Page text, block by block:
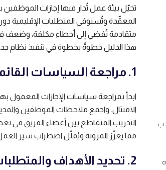
تخيّل بيئة عمل تُدار فيها إجازات
المعقّدة وتُستوفى المتطلبات الإقليمية
متقادمة تُفضي إلى أخطاء مكلفة، وضعف
هذا الدليل خطوةً بخطوة في تنفيذ نظام
1. مراجعة السياسات القائمة وجمع الملاحظات
ابدأ بمراجعة سياسات الإجازات المعمول
الامتثال. واجمع ملاحظات الموظفين
التدريب المتقاطع بين أعضاء الفريق في
مما يعزّز المرونة ويُقلّل اضطراب سير
2. تحديد الأهداف والمتطلبات